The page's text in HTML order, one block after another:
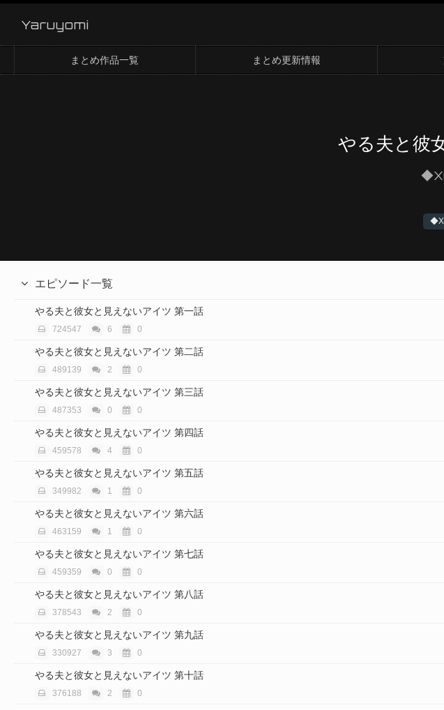
Yaruyomi
まとめ作品一覧 まとめ更新情報
やる夫と彼
エピソード一覧
やる夫と彼女と見えないアイツ 第一話
724547 6 0
やる夫と彼女と見えないアイツ 第二話
489139 2 0
やる夫と彼女と見えないアイツ 第三話
487353 0 0
やる夫と彼女と見えないアイツ 第四話
459578 4 0
やる夫と彼女と見えないアイツ 第五話
349982 1 0
やる夫と彼女と見えないアイツ 第六話
463159 1 0
やる夫と彼女と見えないアイツ 第七話
459359 0 0
やる夫と彼女と見えないアイツ 第八話
378543 2 0
やる夫と彼女と見えないアイツ 第九話
330927 3 0
やる夫と彼女と見えないアイツ 第十話
376188 2 0